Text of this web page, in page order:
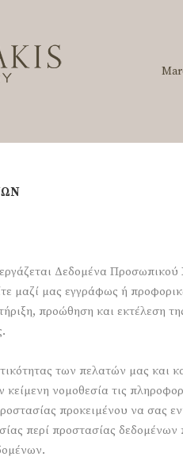
Δεδομένα
μαζί μας εγγράφως ή
προώθηση και εκτέλεση
των πελατών μας και
νομοθεσία τις
προκειμένου να σας
περί προστασίας